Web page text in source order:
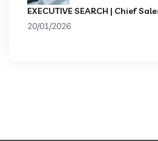
EXECUTIVE SEARCH | Chief
20/01/2026